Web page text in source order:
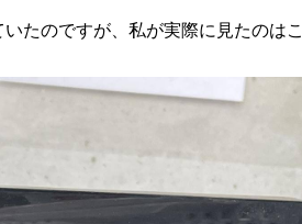
たのですが、私が実際に見たのはこ